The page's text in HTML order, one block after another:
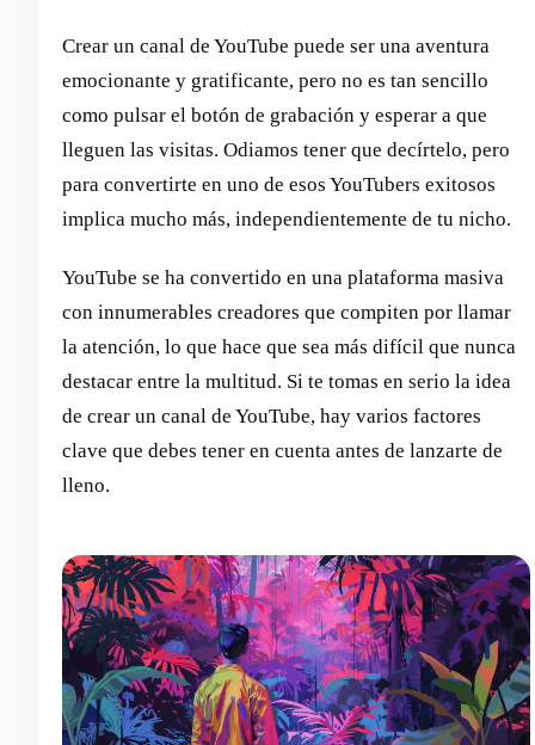
Crear un canal de YouTube puede ser una aventura
emocionante y gratificante, pero no es tan sencillo
como pulsar el botón de grabación y esperar a que
lleguen las visitas. Odiamos tener que decírtelo, pero
para convertirte en uno de esos YouTubers exitosos
implica mucho más, independientemente de tu nicho.
YouTube se ha convertido en una plataforma masiva
con innumerables creadores que compiten por llamar
la atención, lo que hace que sea más difícil que nunca
destacar entre la multitud. Si te tomas en serio la idea
de crear un canal de YouTube, hay varios factores
clave que debes tener en cuenta antes de lanzarte de
lleno.